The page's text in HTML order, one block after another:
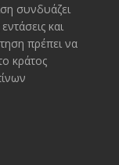
συνδυάζει
και
πρέπει να
κράτος